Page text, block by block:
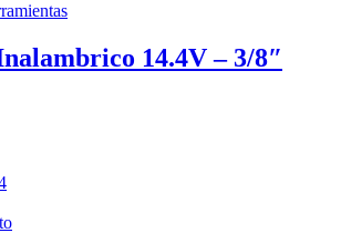
14.4V – 3/8″